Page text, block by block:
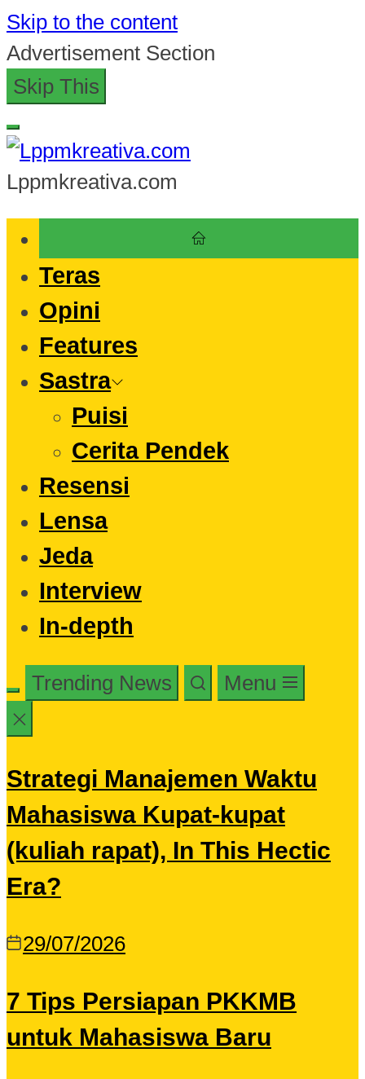
Skip to the content
Advertisement Section
Skip This
Lppmkreativa.com
Teras
Opini
Features
Sastra
Puisi
Cerita Pendek
Resensi
Lensa
Jeda
Interview
In-depth
Trending News Menu
Strategi Manajemen Waktu
Mahasiswa Kupat-kupat
(kuliah rapat), In This Hectic
Era?
29/07/2026
7 Tips Persiapan PKKMB
untuk Mahasiswa Baru